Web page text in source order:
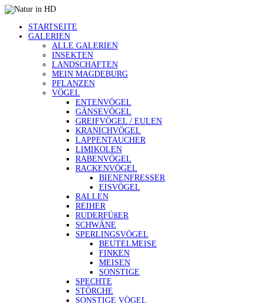
STARTSEITE
GALERIEN
ALLE GALERIEN
INSEKTEN
LANDSCHAFTEN
MEIN MAGDEBURG
PFLANZEN
VÖGEL
ENTENVÖGEL
GÄNSEVÖGEL
GREIFVÖGEL / EULEN
KRANICHVÖGEL
LAPPENTAUCHER
LIMIKOLEN
RABENVÖGEL
RACKENVÖGEL
BIENENFRESSER
EISVÖGEL
RALLEN
REIHER
RUDERFÜßER
SCHWÄNE
SPERLINGSVÖGEL
BEUTELMEISE
FINKEN
MEISEN
SONSTIGE
SPECHTE
STÖRCHE
SONSTIGE VÖGEL